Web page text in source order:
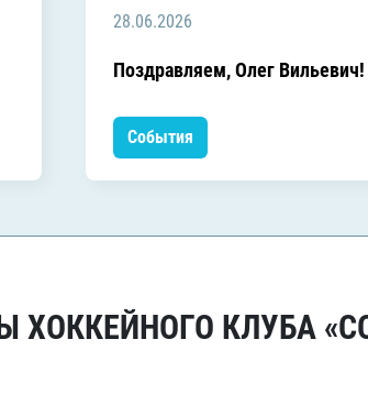
28.06.2026
Поздравляем, Олег Вильевич!
События
КЛУБА